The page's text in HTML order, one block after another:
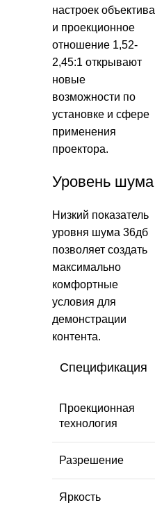
настроек объектива
и проекционное
отношение 1,52-
2,45:1 открывают
новые
возможности по
установке и сфере
применения
проектора.
Уровень шума
Низкий показатель
уровня шума 36дб
позволяет создать
максимально
комфортные
условия для
демонстрации
контента.
Спецификация
Проекционная
технология
Разрешение
Яркость